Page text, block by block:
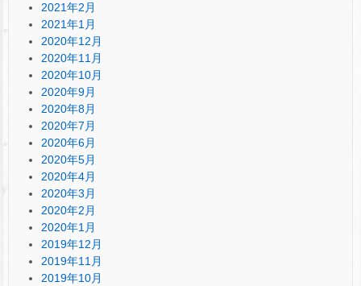
2021年2月
2021年1月
2020年12月
2020年11月
2020年10月
2020年9月
2020年8月
2020年7月
2020年6月
2020年5月
2020年4月
2020年3月
2020年2月
2020年1月
2019年12月
2019年11月
2019年10月